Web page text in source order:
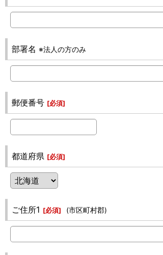
部署名 ※法人の方のみ
郵便番号 [必須]
都道府県 [必須]
ご住所1 [必須] (市区町村郡)